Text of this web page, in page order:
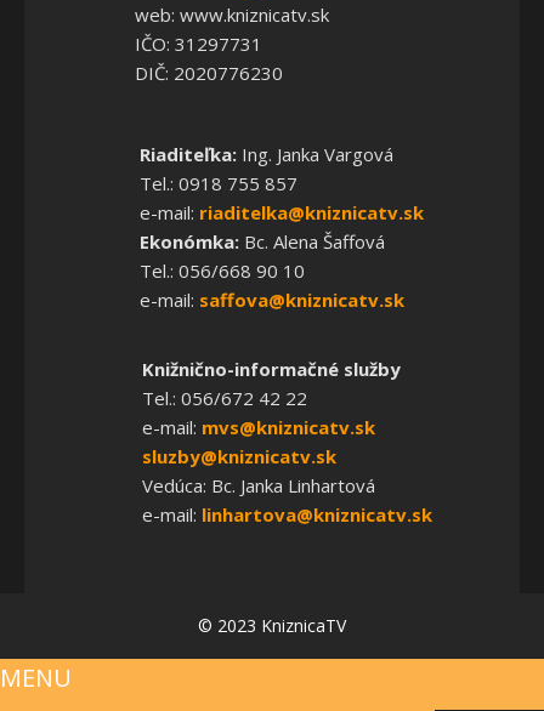
web: www.kniznicatv.sk
IČO: 31297731
DIČ: 2020776230
Riaditeľka:Ing. Janka Vargová
Tel.: 0918 755 857
e-mail: riaditelka@kniznicatv.sk
Ekonómka:Bc. Alena Šaffová
Tel.: 056/668 90 10
e-mail: saffova@kniznicatv.sk
Knižnično-informačné služby
Tel.: 056/672 42 22
e-mail: mvs@kniznicatv.sk
sluzby@kniznicatv.sk
Vedúca: Bc. Janka Linhartová
e-mail: linhartova@kniznicatv.sk
© 2023 KniznicaTV
MENU